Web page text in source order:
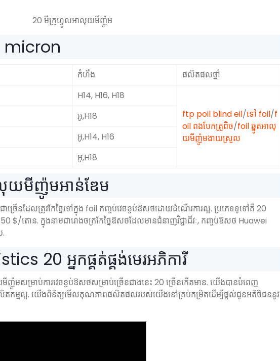
20 មីក្រូហ្វូលអាលុយមីញ៉ូម
micron
កំហឹង ផលិតផលថ្នាំ
H14, H16, H18
ftp poil blind eil/ទៅ foil/f
oil ពងបែកត្រូពិច/foil ឆ្នូតអាលុ
យមីញ៉ូមងាយស្រួល
អូ,H18
អូ,H14, H16
អូ,H18
យមីញ៉ូមអាន់ឌែម
ាច្រើនដែលត្រូវកែច្នៃទៅក្នុង foil កញ្ចប់វេចខ្ចប់ឱសថដោយដំណើរការល្អ. ប្រភេទទូទៅគឺ 20
$/តោន. ក្នុងនាមជារោងចក្រកែច្នៃឱសថដែលមានជំនាញវិជ្ជាជីវៈ, កញ្ចប់ឱសថ Huawei
.
20 អ្នកផ្គត់ផ្គង់មេរអភិការី
មសម្រាប់ការវេចខ្ចប់ឱសថសម្រាប់ច្រើនជាងនេះ 20 ច្រើនកើតមាន. យើងបានបំពេញ
ម្មល្អ. យើងពិនិត្យមើលគុណភាពផលិតផលរបស់យើងនៅគ្រប់កម្រិតដើម្បីផ្តល់ជូនអតិថិជននូវ